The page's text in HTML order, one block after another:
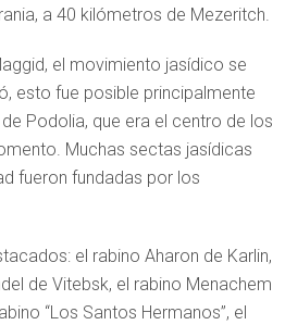
a 40 kilómetros de Mezeritch.
el movimiento jasídico se
esto fue posible principalmente
Podolia, que era el centro de los
Muchas sectas jasídicas
fueron fundadas por los
el rabino Aharon de Karlin,
de Vitebsk, el rabino Menachem
“Los Santos Hermanos”, el